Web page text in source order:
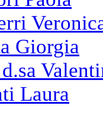
Giorgia
Laura